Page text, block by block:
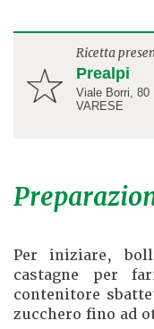
Ricetta
Prealpi
Viale Borri, 80
VARESE
Per iniziare,
castagne per
contenitore
zucchero fino ad